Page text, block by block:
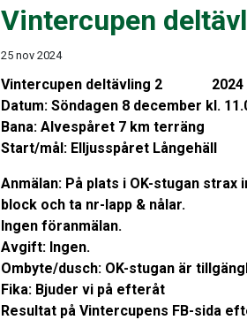
Vintercupen
25 nov 2024
Vintercupen deltävling 2 2024 /
Datum: Söndagen 8 december kl.
Bana: Alvespåret 7 km terräng
Start/mål: Elljusspåret Långehäll
Anmälan: På plats i OK-stugan strax
block och ta nr-lapp & nålar.
Ingen föranmälan.
Avgift: Ingen.
Ombyte/dusch: OK-stugan är
Fika: Bjuder vi på efteråt
Resultat på Vintercupens FB-sida